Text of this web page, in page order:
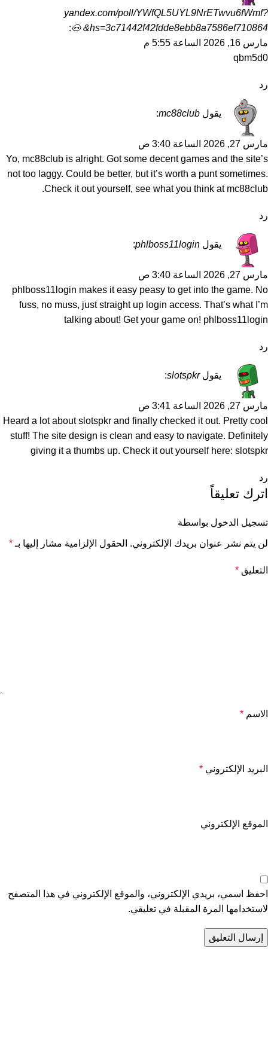
yandex.com/poll/YWfQL5UYL9NrETwvu6fWmf?
hs=3c71442f42fdde8ebb8a7586ef710864& 🐽
:
مارس 16, 2026 الساعة 5:55 م
qbm5d0
رد
يقول mc88club
:
مارس 27, 2026 الساعة 3:40 ص
Yo, mc88club is alright. Got some decent games and the site’s
not too laggy. Could be better, but it’s worth a punt sometimes.
Check it out yourself, see what you think at mc88club
.
رد
يقول phlboss11login
:
مارس 27, 2026 الساعة 3:40 ص
phlboss11login makes it easy peasy to get into the game. No
fuss, no muss, just straight up login access. That’s what I’m
talking about! Get your game on! phlboss11login
رد
يقول slotspkr
:
مارس 27, 2026 الساعة 3:41 ص
Heard a lot about slotspkr and finally checked it out. Pretty cool
stuff! The site design is clean and easy to navigate. Definitely
giving it a thumbs up. Check it out yourself here: slotspkr
رد
اترك تعليقاً
تسجيل الدخول بواسطة
لن يتم نشر عنوان بريدك الإلكتروني. الحقول الإلزامية مشار إليها بـ *
التعليق *
الاسم *
البريد الإلكتروني *
الموقع الإلكتروني
احفظ اسمي، بريدي الإلكتروني، والموقع الإلكتروني في هذا المتصفح
لاستخدامها المرة المقبلة في تعليقي.